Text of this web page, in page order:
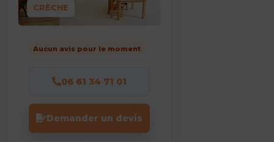
CRÈCHE
Aucun avis pour le moment
06 61 34 71 01
Demander un devis